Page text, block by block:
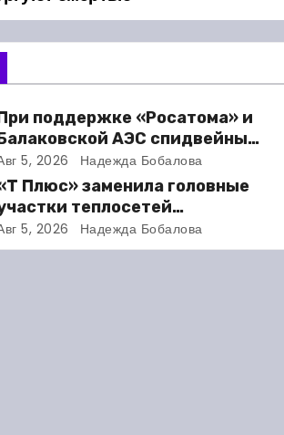
поддержке «Росатома» и
АЭС спидвейный
«Турбина» обновил
техническую
5, 2026 Надежда Бобалова
Плюс» заменила головные
теплосетей
ТЭЦ-4 для
отопления жителей
5, 2026 Надежда Бобалова